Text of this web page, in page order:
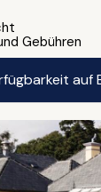
Gebühren
auf